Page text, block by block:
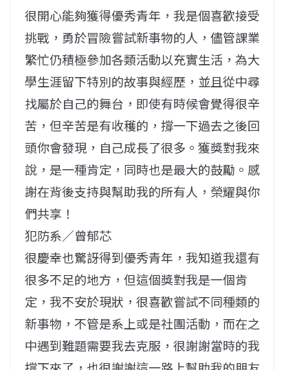
很開心能夠獲得優秀青年，我是個喜歡接受
挑戰，勇於冒險嘗試新事物的人，儘管課業
繁忙仍積極參加各類活動以充實生活，為大
學生涯留下特別的故事與經歷，並且從中尋
找屬於自己的舞台，即使有時候會覺得很辛
苦，但辛苦是有收穫的，撐一下過去之後回
頭你會發現，自己成長了很多。獲獎對我來
說，是一種肯定，同時也是最大的鼓勵。感
謝在背後支持與幫助我的所有人，榮耀與你
們共享！
犯防系／曾郁芯
很慶幸也驚訝得到優秀青年，我知道我還有
很多不足的地方，但這個獎對我是一個肯
定，我不安於現狀，很喜歡嘗試不同種類的
新事物，不管是系上或是社團活動，而在之
中遇到難題需要我去克服，很謝謝當時的我